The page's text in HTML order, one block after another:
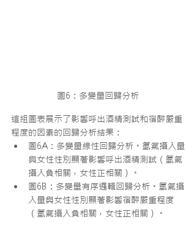
圖6：多變量回歸分析
這組圖表展示了影響呼出酒精測試和宿醉嚴重
程度的因素的回歸分析結果：
圖6A：多變量線性回歸分析。氫氣攝入量
與女性性別顯著影響呼出酒精測試（氫氣
攝入負相關，女性正相關）。
圖6B：多變量有序邏輯回歸分析。氫氣攝
入量與女性性別顯著影響宿醉嚴重程度
（氫氣攝入負相關，女性正相關）。